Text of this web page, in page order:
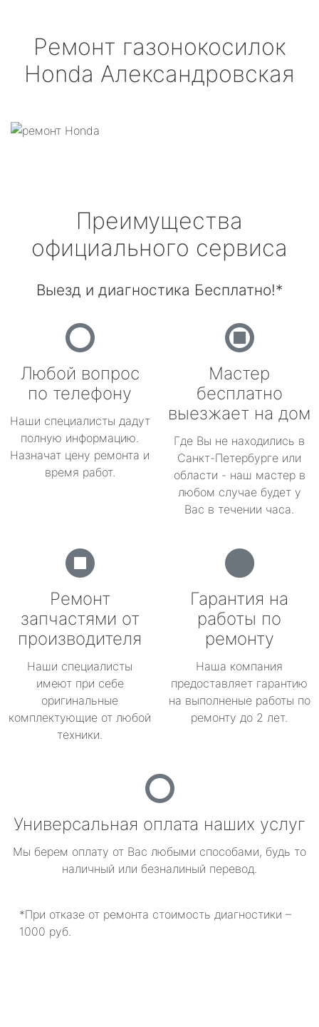
Ремонт газонокосилок
Honda Александровская
Преимущества
официального сервиса
Выезд и диагностика Бесплатно!*
Любой вопрос
по телефону
Наши специалисты дадут
полную информацию.
Назначат цену ремонта и
время работ.
Мастер
бесплатно
выезжает на дом
Где Вы не находились в
Санкт-Петербурге или
области - наш мастер в
любом случае будет у
Вас в течении часа.
Ремонт
запчастями от
производителя
Наши специалисты
имеют при себе
оригинальные
комплектующие от любой
техники.
Гарантия на
работы по
ремонту
Наша компания
предоставляет гарантию
на выполненые работы по
ремонту до 2 лет.
Универсальная оплата наших услуг
Мы берем оплату от Вас любыми способами, будь то
наличный или безналиный перевод.
*При отказе от ремонта стоимость диагностики –
1000 руб.